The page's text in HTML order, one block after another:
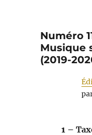
Numéro
Musique
(2019-
1 –